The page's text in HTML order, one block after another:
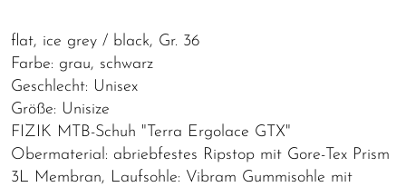
flat, ice grey / black, Gr. 36
Farbe: grau, schwarz
Geschlecht: Unisex
Größe: Unisize
FIZIK MTB-Schuh "Terra Ergolace GTX"
Obermaterial: abriebfestes Ripstop mit Gore-Tex Prism
3L Membran, Laufsohle: Vibram Gummisohle mit